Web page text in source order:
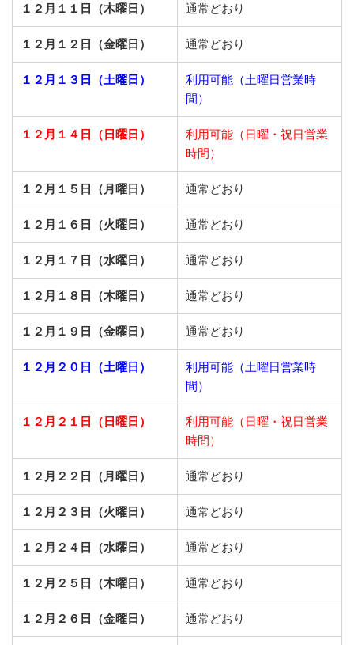
１２月１１日（木曜日） 通常どおり
１２月１２日（金曜日） 通常どおり
１２月１３日（土曜日）
利用可能（土曜日営業時
間）
１２月１４日（日曜日）
利用可能（日曜・祝日営業
時間）
１２月１５日（月曜日） 通常どおり
１２月１６日（火曜日） 通常どおり
１２月１７日（水曜日） 通常どおり
１２月１８日（木曜日） 通常どおり
１２月１９日（金曜日） 通常どおり
１２月２０日（土曜日）
利用可能（土曜日営業時
間）
１２月２１日（日曜日）
利用可能（日曜・祝日営業
時間）
１２月２２日（月曜日） 通常どおり
１２月２３日（火曜日） 通常どおり
１２月２４日（水曜日） 通常どおり
１２月２５日（木曜日） 通常どおり
１２月２６日（金曜日） 通常どおり